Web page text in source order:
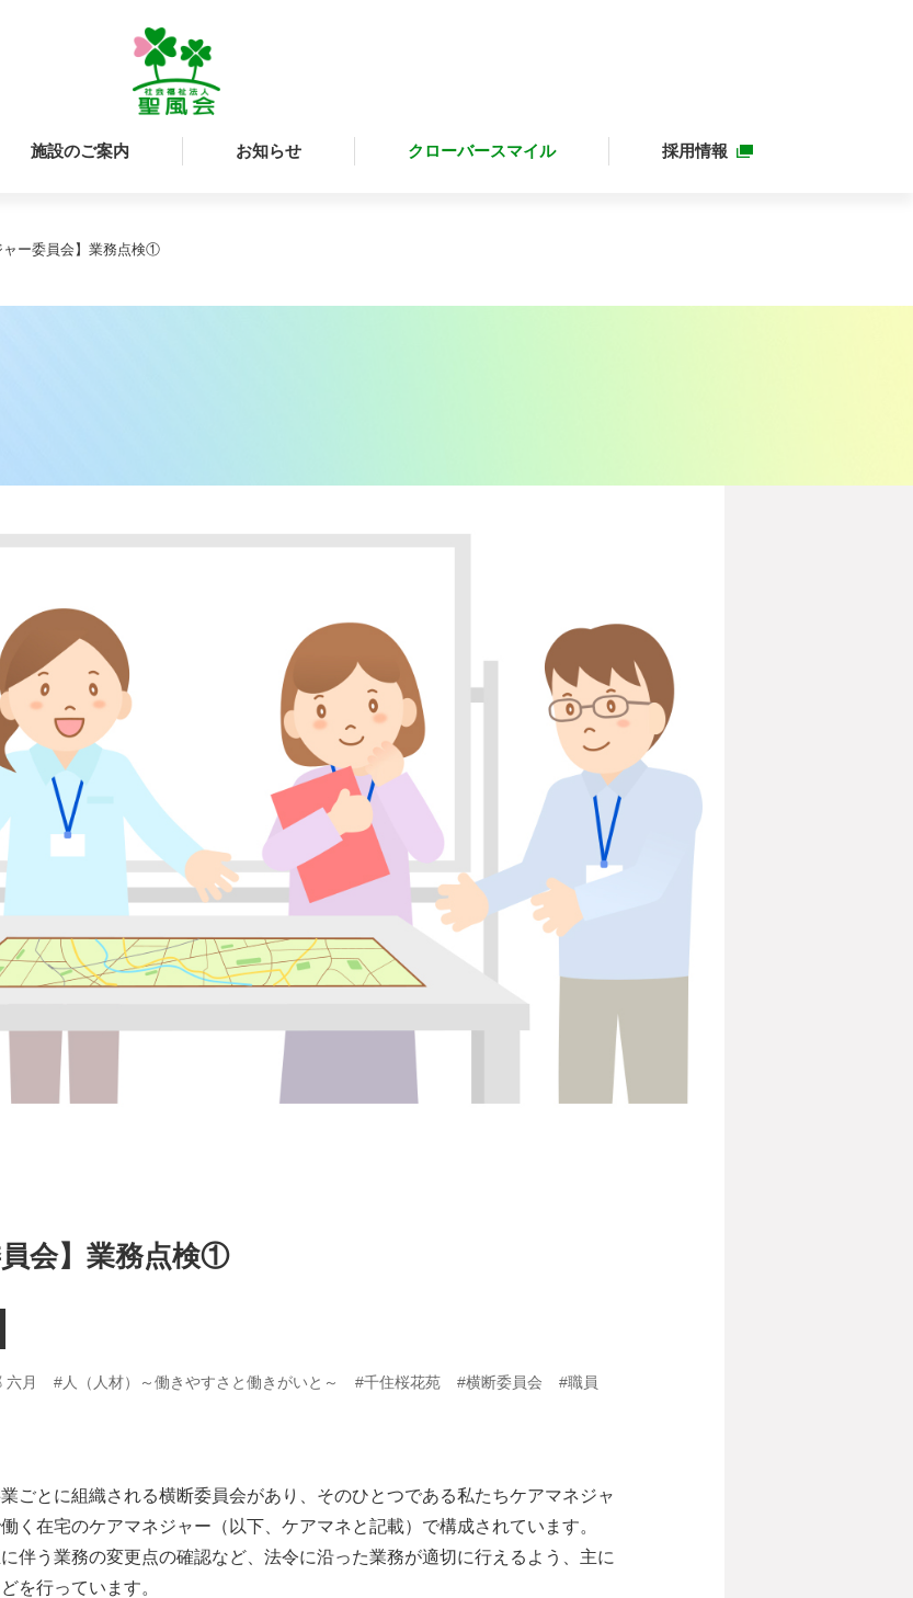
施設のご案内 お知らせ クローバースマイル 採用情報
ャー委員会】業務点検①
員会】業務点検①
六月 #人（人材）～働きやすさと働きがいと～ #千住桜花苑 #横断委員会
#職員
ごとに組織される横断委員会があり、そのひとつである私たちケアマネジャ
く在宅のケアマネジャー（以下、ケアマネと記載）で構成されています。
伴う業務の変更点の確認など、法令に沿った業務が適切に行えるよう、主に
を行っています。